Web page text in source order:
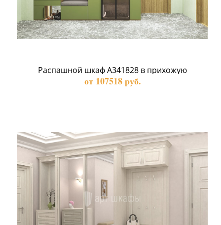
Распашной шкаф А341828 в прихожую
от 107518 руб.